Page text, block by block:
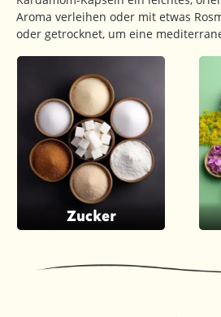
Aroma verleihen oder mit etwas
oder getrocknet, um eine
Zucker